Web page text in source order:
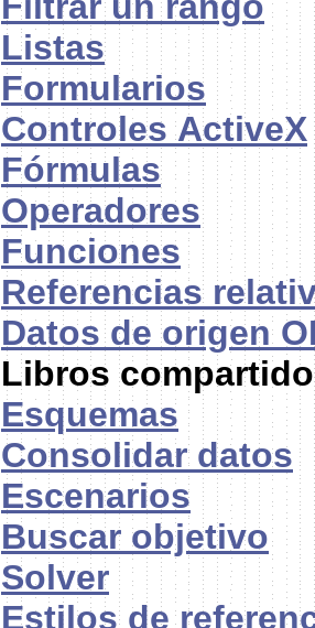
Listas
Formularios
Controles ActiveX
Fórmulas
Operadores
Funciones
Referencias
Datos de origen
Libros
Esquemas
Consolidar datos
Escenarios
Buscar objetivo
Solver
Estilos de